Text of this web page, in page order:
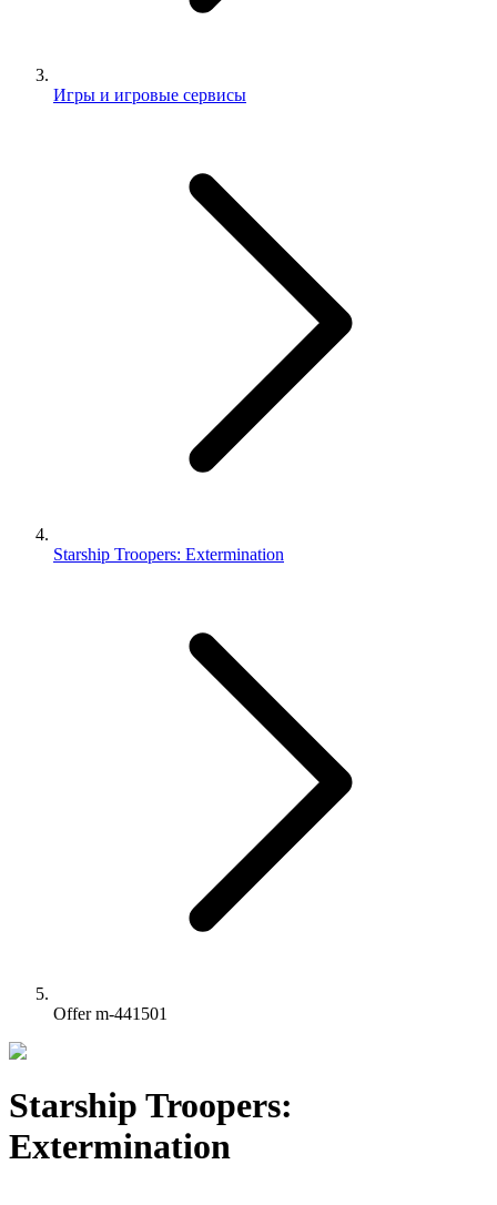
Игры и игровые сервисы
Starship Troopers: Extermination
Offer m-441501
Starship Troopers:
Extermination